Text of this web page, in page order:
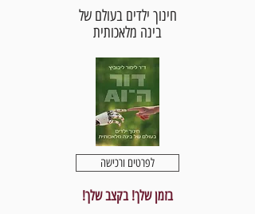
חינוך ילדים בעולם של
בינה מלאכותית
לפרטים ורכישה
בזמן שלך! בקצב שלך!